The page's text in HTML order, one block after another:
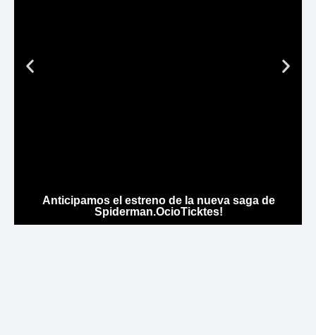
Anticipamos el estreno de la nueva saga de
Spiderman.OcioTicktes!